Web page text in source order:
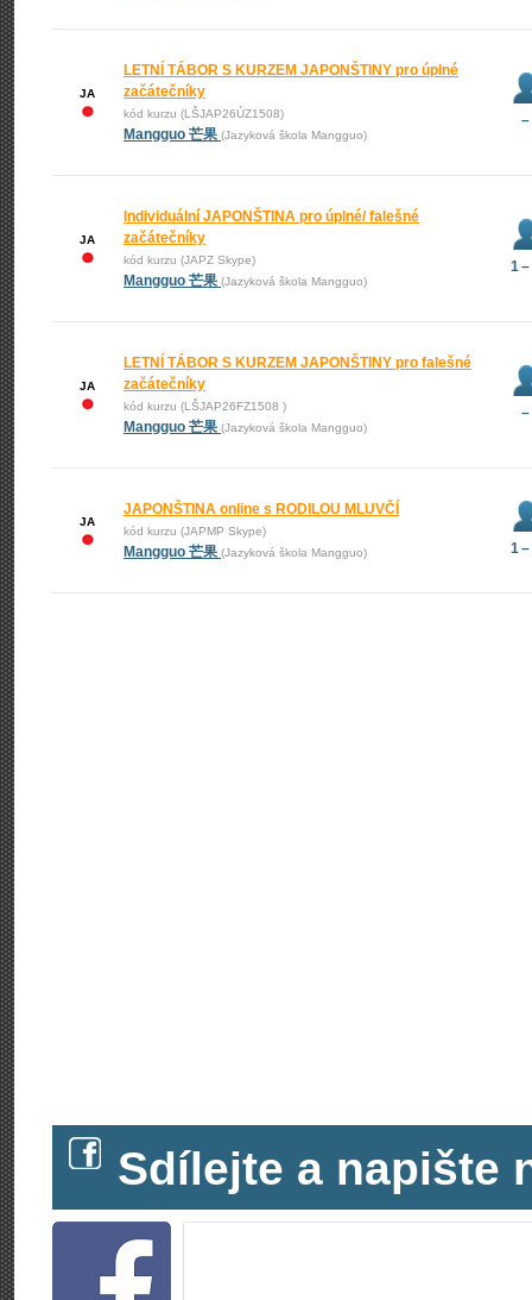
JA
LETNÍ TÁBOR S KURZEM JAPONŠTINY pro úplné
začátečníky
kód kurzu (LŠJAP26ÚZ1508)
Mangguo 芒果 (Jazyková škola Mangguo)
–
JA
Individuální JAPONŠTINA pro úplné/ falešné
začátečníky
kód kurzu (JAPZ Skype)
Mangguo 芒果 (Jazyková škola Mangguo)
1
JA
LETNÍ TÁBOR S KURZEM JAPONŠTINY pro falešné
začátečníky
kód kurzu (LŠJAP26FZ1508 )
Mangguo 芒果 (Jazyková škola Mangguo)
–
JA
JAPONŠTINA online s RODILOU MLUVČÍ
kód kurzu (JAPMP Skype)
Mangguo 芒果 (Jazyková škola Mangguo) 1
Sdílejte a napište